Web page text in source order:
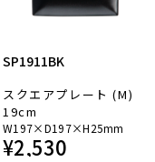
SP1911BK
スクエアプレート (M)
19cm
W197×D197×H25mm
¥2,530